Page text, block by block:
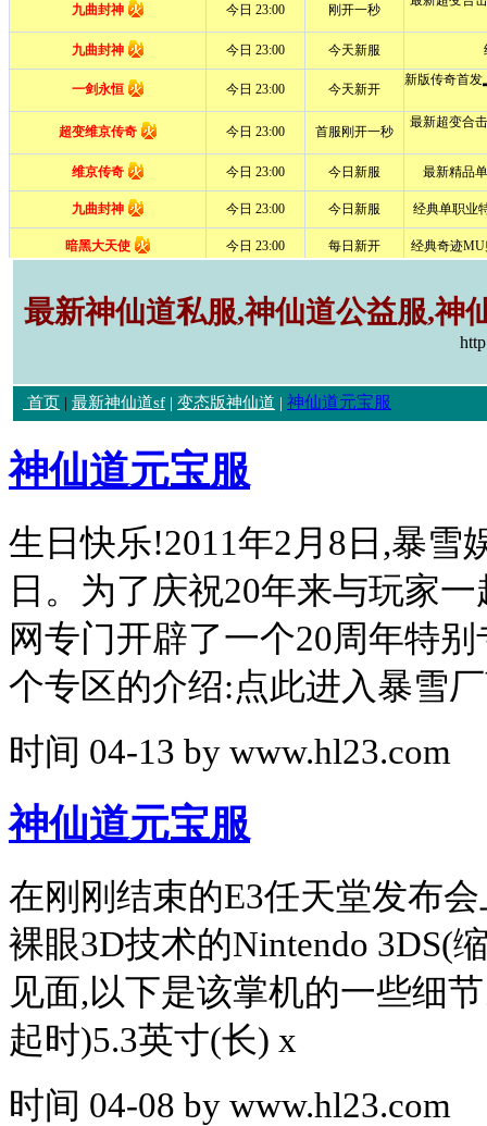
最新神仙道私服,神仙道公益服,神
首页 | 最新神仙道sf | 变态版神仙道 | 神仙道元宝服
神仙道元宝服
生日快乐!2011年2月8日,暴雪
日。为了庆祝20年来与玩家
网专门开辟了一个20周年特
个专区的介绍:点此进入暴雪
时间 04-13 by www.hl23.com
神仙道元宝服
在刚刚结束的E3任天堂发布
裸眼3D技术的Nintendo 3DS(
见面,以下是该掌机的一些细
起时)5.3英寸(长) x
时间 04-08 by www.hl23.com